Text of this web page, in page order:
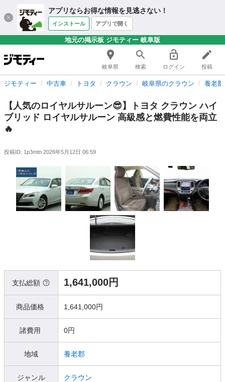
アプリならお得な情報を見逃さない！
インストール アプリで開く
地元の掲示板 ジモティー 岐阜版
岐阜県 検索 ログイン 投稿
ジモティー 中古車 トヨタ クラウン 岐阜県のクラウン 養老
【人気のロイヤルサルーン😎】トヨタ クラウン ハイ
ブリッド ロイヤルサルーン 高級感と燃費性能を両立
🔥
投稿ID: 1p3mtn 2026年5月12日 06:59
支払総額 1,641,000円
商品価格 1,641,000円
諸費用 0円
地域 養老郡
ジャンル クラウン